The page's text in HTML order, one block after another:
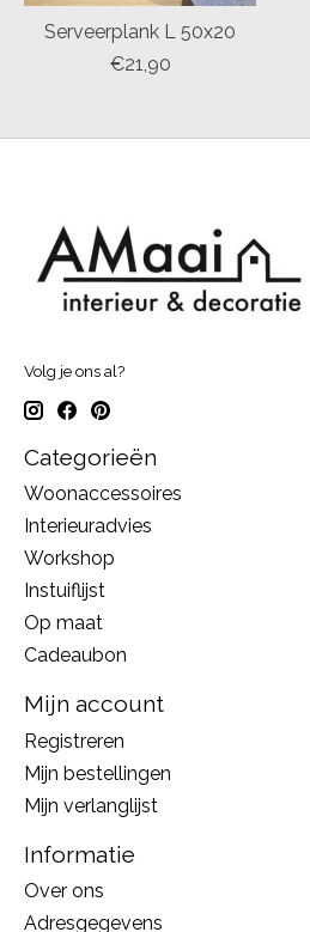
Serveerplank L 50x20
€21,90
Volg je ons al?
Categorieën
Woonaccessoires
Interieuradvies
Workshop
Instuiflijst
Op maat
Cadeaubon
Mijn account
Registreren
Mijn bestellingen
Mijn verlanglijst
Informatie
Over ons
Adresgegevens